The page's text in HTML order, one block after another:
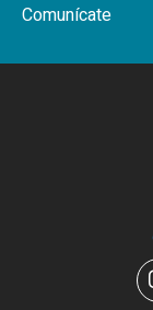
Comunícate